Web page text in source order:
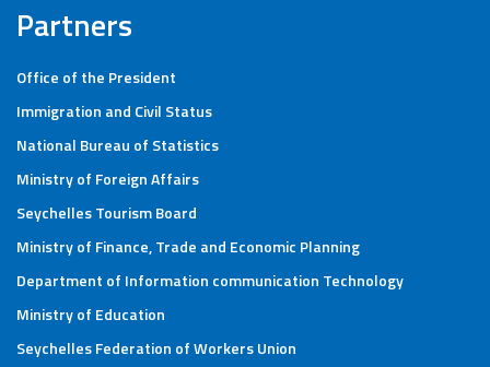
Partners
Office of the President
Immigration and Civil Status
National Bureau of Statistics
Ministry of Foreign Affairs
Seychelles Tourism Board
Ministry of Finance, Trade and Economic Planning
Department of Information communication Technology
Ministry of Education
Seychelles Federation of Workers Union